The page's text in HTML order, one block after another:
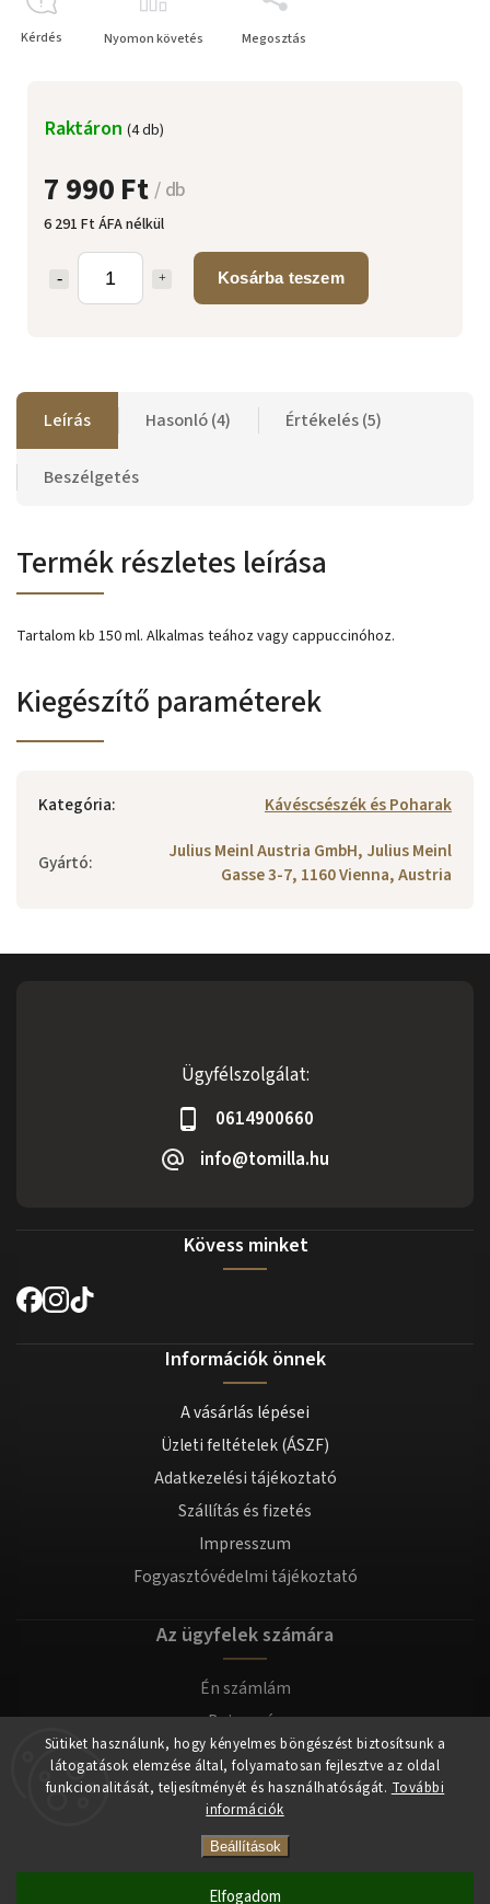
Sütiket használunk, hogy kényelmes böngészést biztosítsunk a
látogatások elemzése által, folyamatosan fejlesztve az oldal
funkcionalitását, teljesítményét és használhatóságát. További
információk
Beállítások
Elfogadom
7 990 Ft/ db
6 291 Ft ÁFA nélkül
Kosárba teszem
Raktáron (4 db)
Kérdés Nyomon követés Megosztás
Leírás Hasonló (4) Értékelés (5)
Beszélgetés
Termék részletes leírása
Tartalom kb 150 ml. Alkalmas teához vagy cappuccinóhoz.
Kiegészítő paraméterek
Kategória: Kávéscsészék és Poharak
Gyártó:
Julius Meinl Austria GmbH, Julius Meinl
Gasse 3-7, 1160 Vienna, Austria
Ügyfélszolgálat:
0614900660
info@tomilla.hu
Kövess minket
Információk önnek
A vásárlás lépései
Üzleti feltételek (ÁSZF)
Adatkezelési tájékoztató
Szállítás és fizetés
Impresszum
Fogyasztóvédelmi tájékoztató
Az ügyfelek számára
Én számlám
Bejegyzés
Bejelentkezés
Copyright 2026tomilla.hu. Minden jog fenntartva.